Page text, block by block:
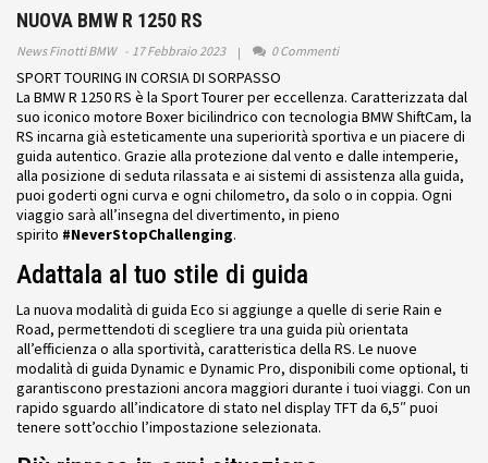
NUOVA BMW R 1250 RS
News Finotti BMW 17 Febbraio 2023 0 Commenti
SPORT TOURING IN CORSIA DI SORPASSO
La BMW R 1250 RS è la Sport Tourer per eccellenza. Caratterizzata dal
suo iconico motore Boxer bicilindrico con tecnologia BMW ShiftCam, la
RS incarna già esteticamente una superiorità sportiva e un piacere di
guida autentico. Grazie alla protezione dal vento e dalle intemperie,
alla posizione di seduta rilassata e ai sistemi di assistenza alla guida,
puoi goderti ogni curva e ogni chilometro, da solo o in coppia. Ogni
viaggio sarà all’insegna del divertimento, in pieno
spirito #NeverStopChallenging.
Adattala al tuo stile di guida
La nuova modalità di guida Eco si aggiunge a quelle di serie Rain e
Road, permettendoti di scegliere tra una guida più orientata
all’efficienza o alla sportività, caratteristica della RS. Le nuove
modalità di guida Dynamic e Dynamic Pro, disponibili come optional, ti
garantiscono prestazioni ancora maggiori durante i tuoi viaggi. Con un
rapido sguardo all’indicatore di stato nel display TFT da 6,5″ puoi
tenere sott’occhio l’impostazione selezionata.